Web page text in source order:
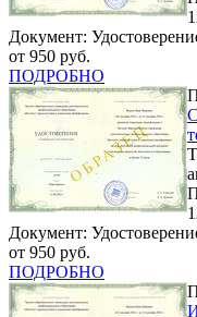
Документ:
от 950 руб.
ПОДРОБНО
Документ:
от 950 руб.
ПОДРОБНО